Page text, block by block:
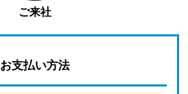
ご来社
お支払い方法